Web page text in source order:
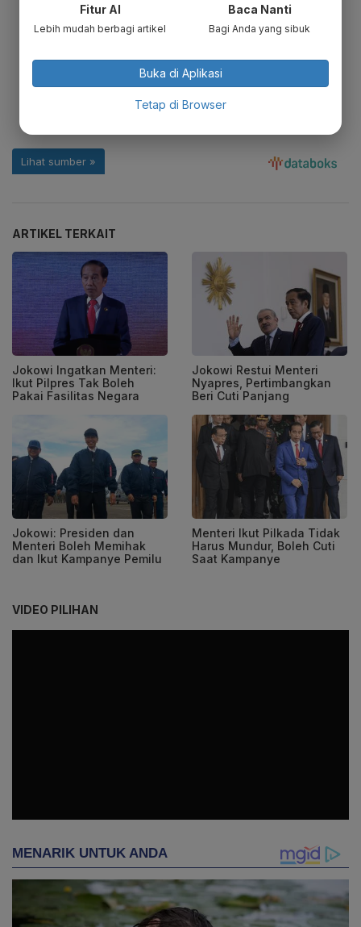
ARTIKEL TERKAIT
Jokowi Ingatkan Menteri:
Ikut Pilpres Tak Boleh
Pakai Fasilitas Negara
Jokowi Restui Menteri
Nyapres, Pertimbangkan
Beri Cuti Panjang
Jokowi: Presiden dan
Menteri Boleh Memihak
dan Ikut Kampanye Pemilu
Menteri Ikut Pilkada Tidak
Harus Mundur, Boleh Cuti
Saat Kampanye
VIDEO PILIHAN
Fitur AI
Lebih mudah berbagi artikel
Baca Nanti
Bagi Anda yang sibuk
Buka di Aplikasi
Tetap di Browser